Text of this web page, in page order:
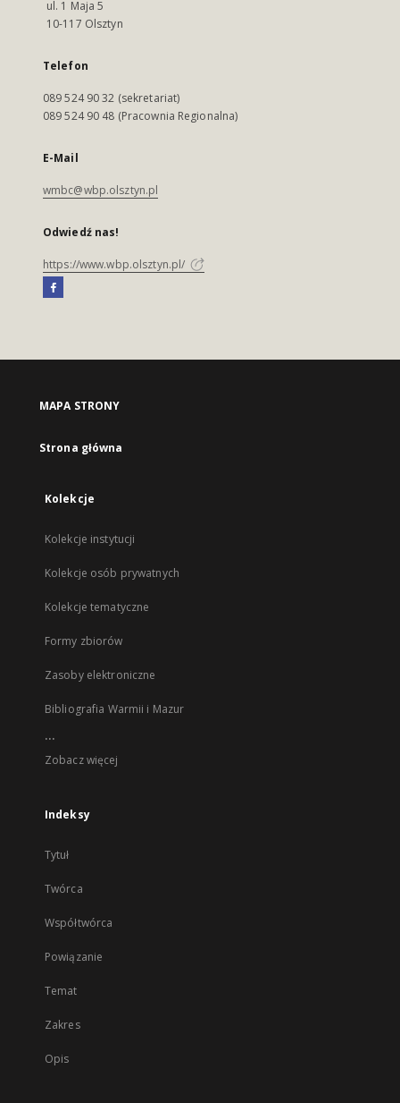
ul. 1 Maja 5
10-117 Olsztyn
Telefon
089 524 90 32 (sekretariat)
089 524 90 48 (Pracownia Regionalna)
E-Mail
wmbc@wbp.olsztyn.pl
Odwiedź nas!
https://www.wbp.olsztyn.pl/
MAPA STRONY
Strona główna
Kolekcje
Kolekcje instytucji
Kolekcje osób prywatnych
Kolekcje tematyczne
Formy zbiorów
Zasoby elektroniczne
Bibliografia Warmii i Mazur
...
Zobacz więcej
Indeksy
Tytuł
Twórca
Współtwórca
Powiązanie
Temat
Zakres
Opis